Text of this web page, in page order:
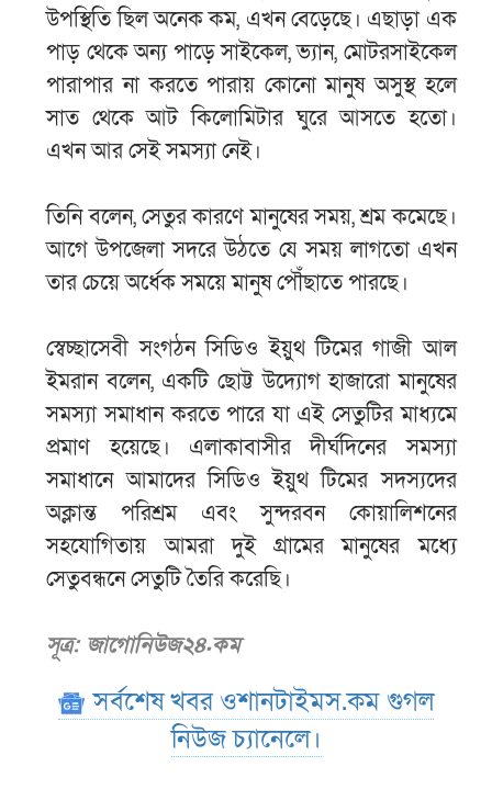
উপস্থিতি ছিল অনেক কম, এখন বেড়েছে। এছাড়া এক
পাড় থেকে অন্য পাড়ে সাইকেল, ভ্যান, মোটরসাইকেল
পারাপার না করতে পারায় কোনো মানুষ অসুস্থ হলে
সাত থেকে আট কিলোমিটার ঘুরে আসতে হতো।
এখন আর সেই সমস্যা নেই।
তিনি বলেন, সেতুর কারণে মানুষের সময়, শ্রম কমেছে।
আগে উপজেলা সদরে উঠতে যে সময় লাগতো এখন
তার চেয়ে অর্ধেক সময়ে মানুষ পৌঁছাতে পারছে।
স্বেচ্ছাসেবী সংগঠন সিডিও ইয়ুথ টিমের গাজী আল
ইমরান বলেন, একটি ছোট্ট উদ্যোগ হাজারো মানুষের
সমস্যা সমাধান করতে পারে যা এই সেতুটির মাধ্যমে
প্রমাণ হয়েছে। এলাকাবাসীর দীর্ঘদিনের সমস্যা
সমাধানে আমাদের সিডিও ইয়ুথ টিমের সদস্যদের
অক্লান্ত পরিশ্রম এবং সুন্দরবন কোয়ালিশনের
সহযোগিতায় আমরা দুই গ্রামের মানুষের মধ্যে
সেতুবন্ধনে সেতুটি তৈরি করেছি।
সূত্র: জাগোনিউজ২৪.কম
সর্বশেষ খবর ওশানটাইমস.কম গুগল
নিউজ চ্যানেলে।